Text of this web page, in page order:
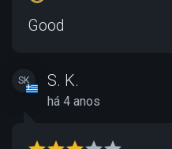
Good
SK S. K.
há 4 anos